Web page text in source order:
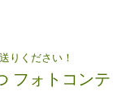
りください！
フォトコンテ